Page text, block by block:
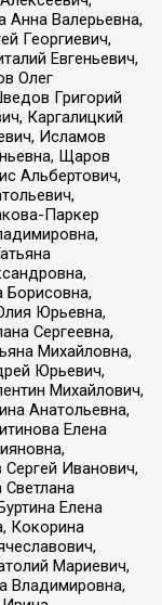
Анна Валерьевна,
Георгиевич,
Евгеньевич,
Олег
Григорий
Каргалицкий
Исламов
Щаров
Альбертович,
Паркер
Борисовна,
Юрьевна,
Сергеевна,
Михайловна,
Юрьевич,
Михайлович,
Анатольевна,
Елена
Иванович,
Светлана
Елена
Кокорина
Мариевич,
Владимировна,